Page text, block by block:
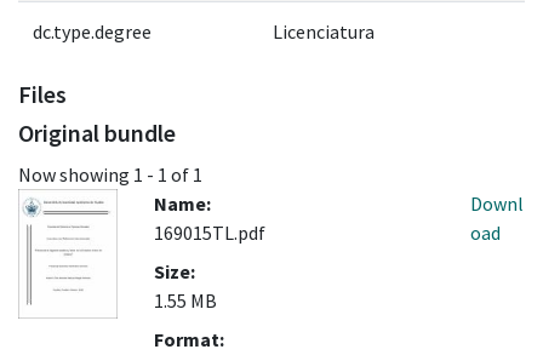
dc.type.degree Licenciatura
Files
Original bundle
Now showing 1 - 1 of 1
Name:
169015TL.pdf
Size:
1.55 MB
Format:
Downl
oad